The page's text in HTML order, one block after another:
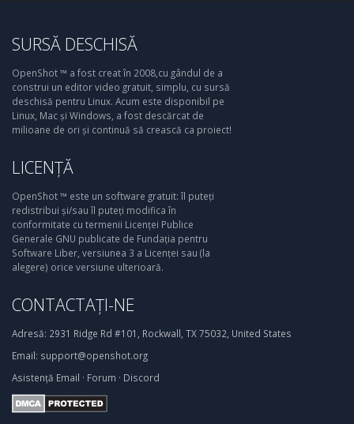
SURSĂ DESCHISĂ
OpenShot ™ a fost creat în 2008,cu gândul de a
construi un editor video gratuit, simplu, cu sursă
deschisă pentru Linux. Acum este disponibil pe
Linux, Mac și Windows, a fost descărcat de
milioane de ori și continuă să crească ca proiect!
LICENȚĂ
OpenShot ™ este un software gratuit: îl puteți
redistribui și/sau îl puteți modifica în
conformitate cu termenii Licenței Publice
Generale GNU publicate de Fundația pentru
Software Liber, versiunea 3 a Licenței sau (la
alegere) orice versiune ulterioară.
CONTACTAȚI-NE
Adresă: 2931 Ridge Rd #101, Rockwall, TX 75032, United States
Email: support@openshot.org
Asistență Email · Forum · Discord